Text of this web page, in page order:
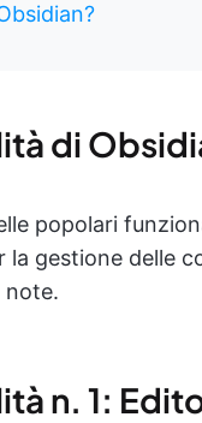
di
popolari
la gestione delle
note.
n. 1: